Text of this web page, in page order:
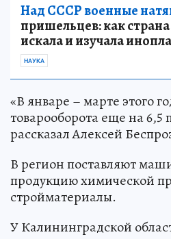
Над СССР военные
пришельцев: как страна
искала и изучала
НАУКА
«В январе – марте этого
товарооборота еще на 6,5
рассказал Алексей
В регион поставляют
продукцию химической
стройматериалы.
У Калининградской